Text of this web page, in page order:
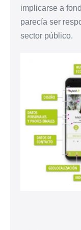
implicarse a
parecía ser
sector público.